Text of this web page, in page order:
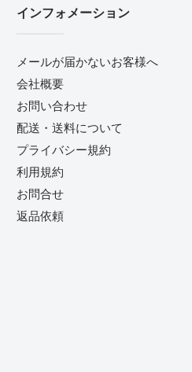
インフォメーション
メールが届かないお客様へ
会社概要
お問い合わせ
配送・送料について
プライバシー規約
利用規約
お問合せ
返品依頼